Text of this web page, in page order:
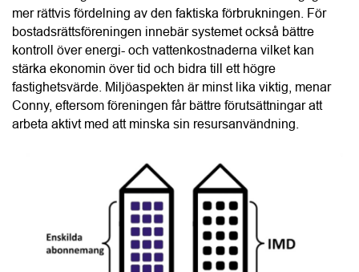
Conny, eftersom föreningen får bättre förutsättningar att
arbeta aktivt med att minska sin resursanvändning.
“IMD är en smart energilösning för bostadsrättsföreningar